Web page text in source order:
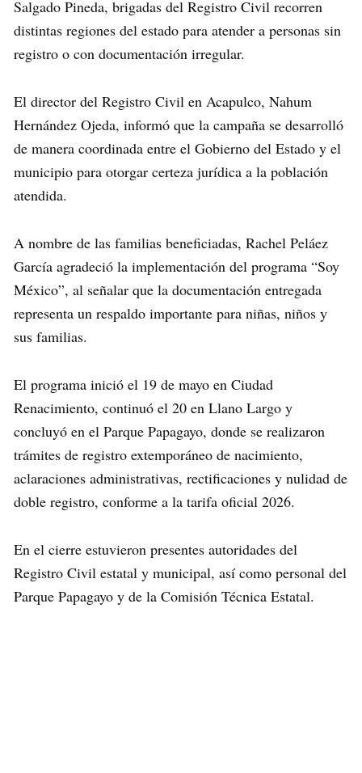
Salgado Pineda, brigadas del Registro Civil recorren
distintas regiones del estado para atender a personas sin
registro o con documentación irregular.
El director del Registro Civil en Acapulco, Nahum
Hernández Ojeda, informó que la campaña se desarrolló
de manera coordinada entre el Gobierno del Estado y el
municipio para otorgar certeza jurídica a la población
atendida.
A nombre de las familias beneficiadas, Rachel Peláez
García agradeció la implementación del programa “Soy
México”, al señalar que la documentación entregada
representa un respaldo importante para niñas, niños y
sus familias.
El programa inició el 19 de mayo en Ciudad
Renacimiento, continuó el 20 en Llano Largo y
concluyó en el Parque Papagayo, donde se realizaron
trámites de registro extemporáneo de nacimiento,
aclaraciones administrativas, rectificaciones y nulidad de
doble registro, conforme a la tarifa oficial 2026.
En el cierre estuvieron presentes autoridades del
Registro Civil estatal y municipal, así como personal del
Parque Papagayo y de la Comisión Técnica Estatal.